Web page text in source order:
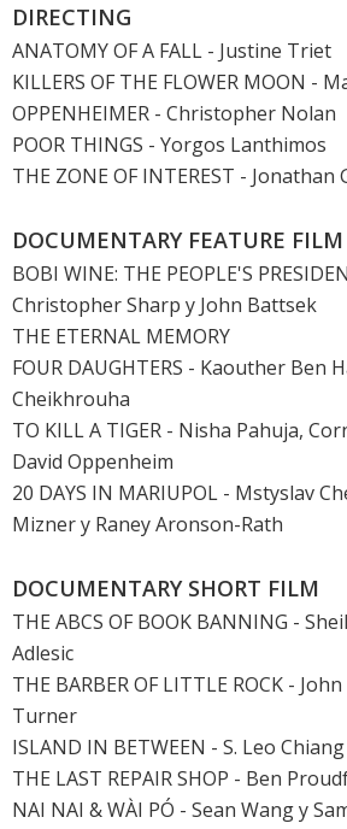
DIRECTING
ANATOMY OF A FALL - Justine Triet
KILLERS OF THE FLOWER MOON -
OPPENHEIMER - Christopher Nolan
POOR THINGS - Yorgos Lanthimos
THE ZONE OF INTEREST - Jonathan
DOCUMENTARY FEATURE FILM
BOBI WINE: THE PEOPLE'S
Christopher Sharp y John Battsek
THE ETERNAL MEMORY
FOUR DAUGHTERS - Kaouther Ben
Cheikhrouha
TO KILL A TIGER - Nisha Pahuja,
David Oppenheim
20 DAYS IN MARIUPOL - Mstyslav
Mizner y Raney Aronson-Rath
DOCUMENTARY SHORT FILM
THE ABCS OF BOOK BANNING -
Adlesic
THE BARBER OF LITTLE ROCK -
Turner
ISLAND IN BETWEEN - S. Leo
THE LAST REPAIR SHOP - Ben
NAI NAI & WÀI PÓ - Sean Wang y